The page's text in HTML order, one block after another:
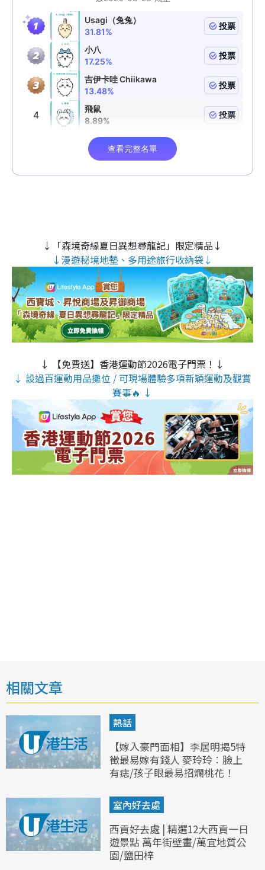
↓「森境奇緣夏日異想尋龍記」限定精品↓
↓漫遊秘境地墊、多用途旅行收納袋↓
↓ 【免費送】香港運動節2026電子門票！↓
↓ 設過百運動用品攤位 / 可現場體驗多項新穎運動及觀賞
賽事🔥 ↓
相關文章
熱話
【嫁入豪門面相】李居明揭5特
徵最易嫁有錢人 麥玲玲︰臉上
有痣/孩子眼最易招爛桃花！
室內好去處
西貢好去處 | 精選12大西貢一日
遊景點 萬年街壁畫/萬宜地質公
園/鹽田梓